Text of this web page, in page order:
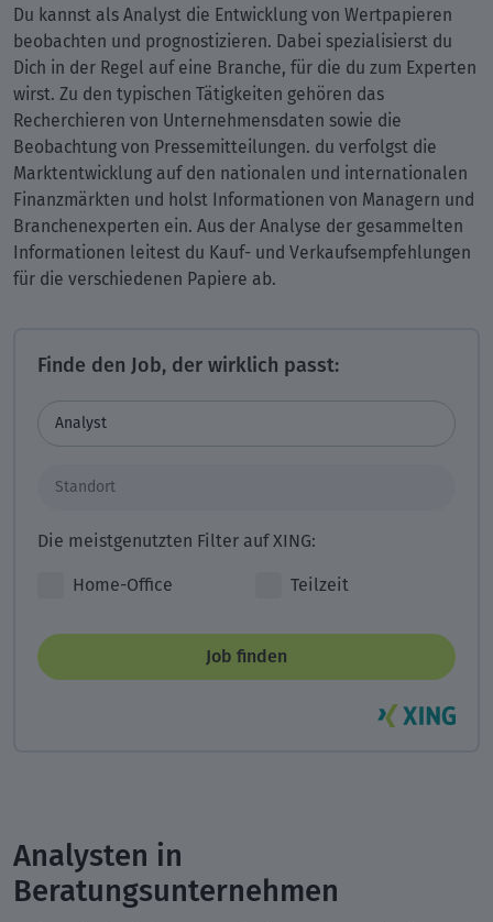
Du kannst als Analyst die Entwicklung von Wertpapieren
beobachten und prognostizieren. Dabei spezialisierst du
Dich in der Regel auf eine Branche, für die du zum Experten
wirst. Zu den typischen Tätigkeiten gehören das
Recherchieren von Unternehmensdaten sowie die
Beobachtung von Pressemitteilungen. du verfolgst die
Marktentwicklung auf den nationalen und internationalen
Finanzmärkten und holst Informationen von Managern und
Branchenexperten ein. Aus der Analyse der gesammelten
Informationen leitest du Kauf- und Verkaufsempfehlungen
für die verschiedenen Papiere ab.
Finde den Job, der wirklich passt:
Job finden
Die meistgenutzten Filter auf XING:
Home-Office Teilzeit
Analysten in
Beratungsunternehmen